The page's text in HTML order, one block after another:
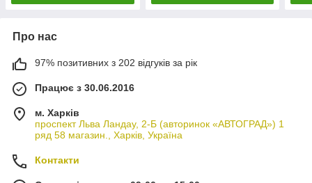
Про нас
97% позитивних з 202 відгуків за рік
Працює з 30.06.2016
м. Харків
проспект Льва Ландау, 2-Б (авторинок «АВТОГРАД») 1
ряд 58 магазин., Харків, Україна
Контакти